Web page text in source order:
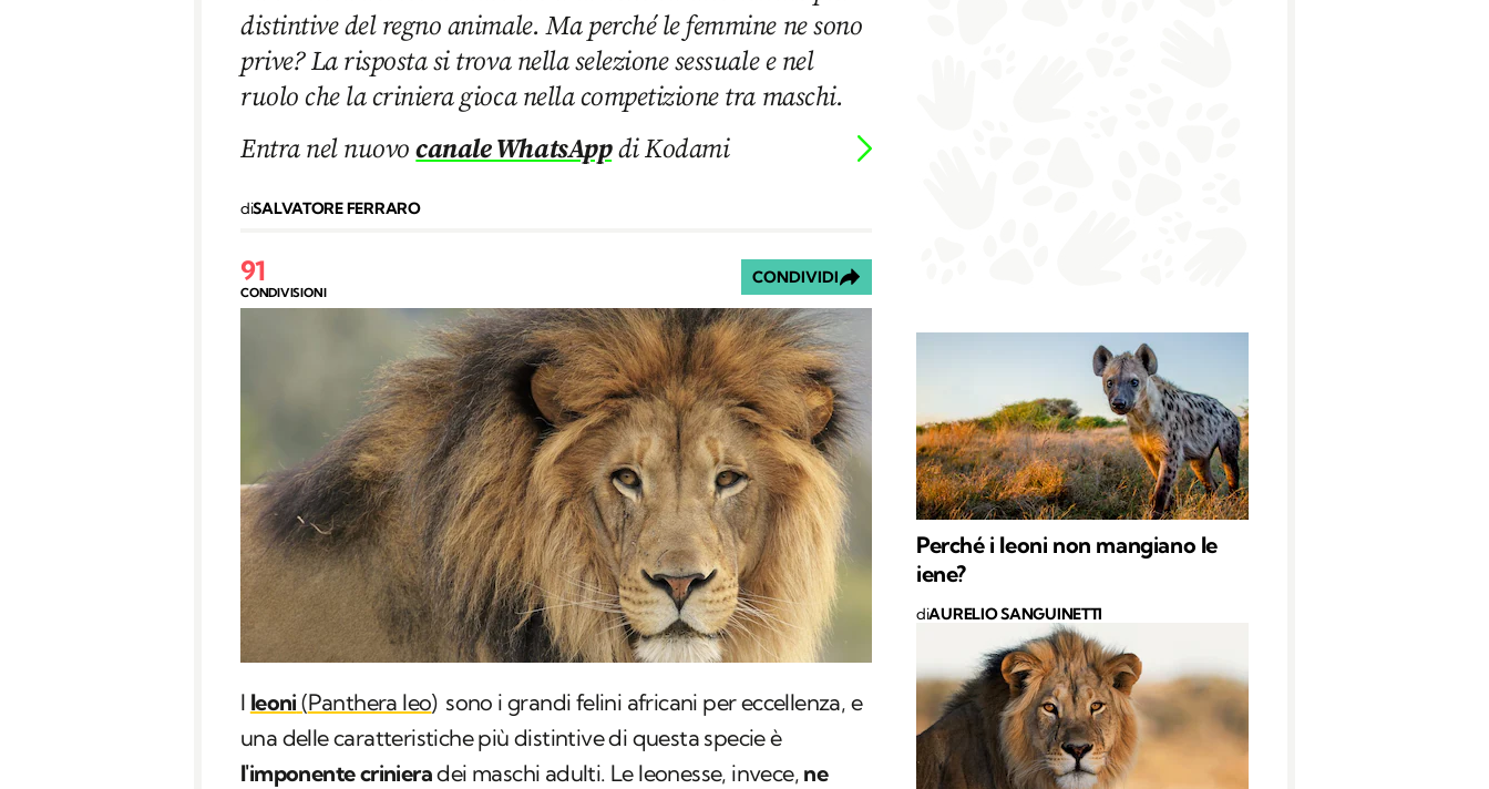
distintive del regno animale. Ma perché le femmine ne sono
prive? La risposta si trova nella selezione sessuale e nel
ruolo che la criniera gioca nella competizione tra maschi.
Entra nel nuovocanale WhatsAppdi Kodami
diSALVATORE FERRARO
91
CONDIVISIONI
CONDIVIDI
I leoni (Panthera leo) sono i grandi felini africani per eccellenza, e
una delle caratteristiche più distintive di questa specie è
l'imponente crinieradei maschi adulti. Le leonesse, invece, ne
Perché i leoni non mangiano le
iene?
diAURELIO SANGUINETTI